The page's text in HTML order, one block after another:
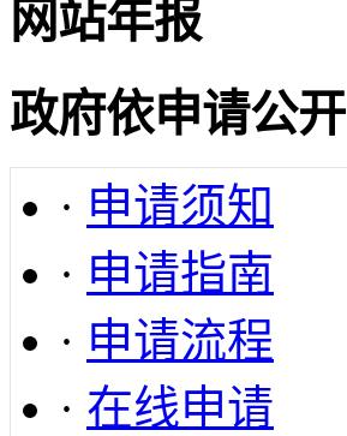
网站年报
政府依申请公开
· 申请须知
· 申请指南
· 申请流程
· 在线申请